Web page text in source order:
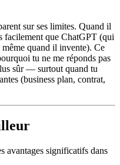
sur ses limites. Quand il
facilement que ChatGPT (qui
même quand il invente). Ce
tu ne me réponds pas
sûr — surtout quand tu
(business plan, contrat,
avantages significatifs dans